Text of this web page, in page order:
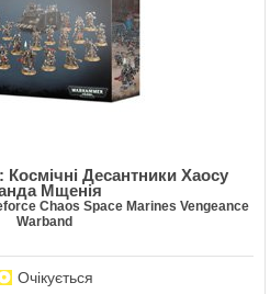
Десантники Хаосу
Мщенія
Chaos Space Marines Vengeance
Warband
Очікується